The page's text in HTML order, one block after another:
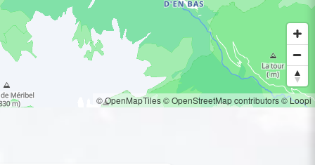
© OpenMapTiles© OpenStreetMap contributors© Loopi